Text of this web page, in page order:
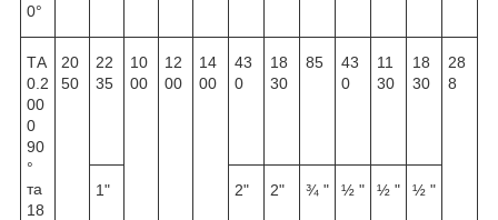
0°
ТА
0.2
00
0
90
°
та
18
20
50
22
35
10
00
12
00
14
00
43
0
18
30
85
43
0
11
30
18
30
28
8
1" 2" 2" ¾ " ½ " ½ " ½ "